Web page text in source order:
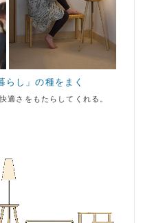
らし」の種をまく
適さをもたらしてくれる。